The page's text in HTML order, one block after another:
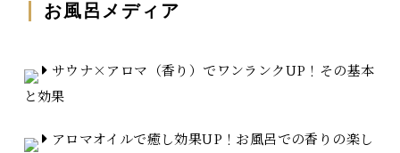
お風呂メディア
サウナ×アロマ（香り）でワンランクUP！その基本
と効果
アロマオイルで癒し効果UP！お風呂での香りの楽し